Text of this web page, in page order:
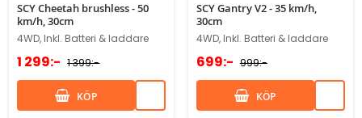
SCY Cheetah brushless - 50
km/h, 30cm
4WD, Inkl. Batteri & laddare
1 299:- 1 399:-
KÖP
SCY Gantry V2 - 35 km/h,
30cm
4WD, Inkl. Batteri & laddare
699:- 999:-
KÖP